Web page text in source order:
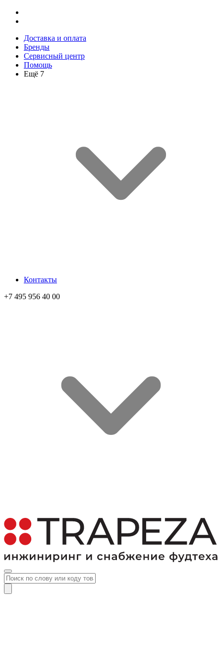
Доставка и оплата
Бренды
Сервисный центр
Помощь
Ещё 7
Контакты
+7 495 956 40 00